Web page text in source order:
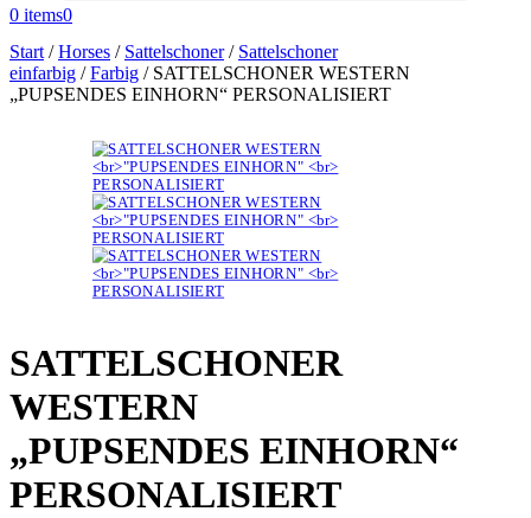
0 items0
Start /Horses / Sattelschoner/ Sattelschoner
einfarbig /Farbig / SATTELSCHONER WESTERN
„PUPSENDES EINHORN“ PERSONALISIERT
SATTELSCHONER
WESTERN
„PUPSENDES EINHORN“
PERSONALISIERT